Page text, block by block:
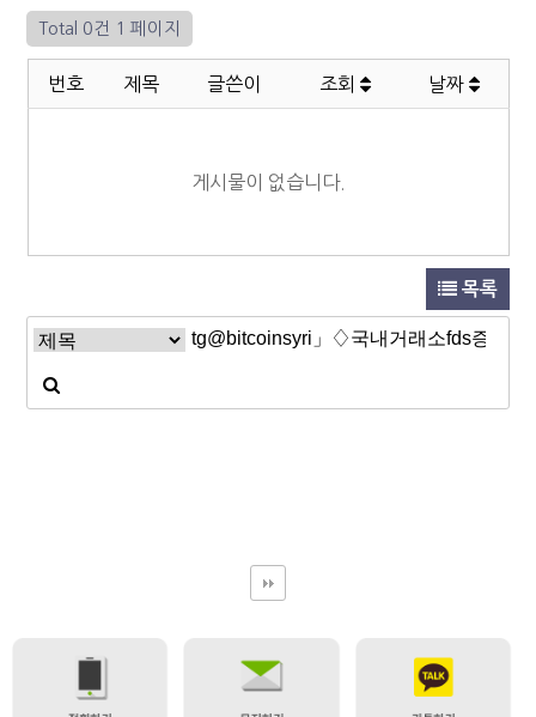
Total 0건 1 페이지
번호 제목 글쓴이 조회 날짜
게시물이 없습니다.
목록